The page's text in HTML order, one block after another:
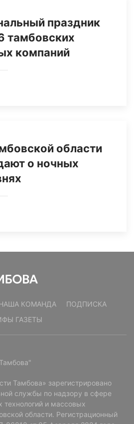
праздник
тамбовских
компаний
области
о ночных
КОМАНДА
ПОДПИСКА
ГАЗЕТЫ
Тамбова» зарегистрировано
службы по надзору в сфере
и массовых
области. Регистрационный